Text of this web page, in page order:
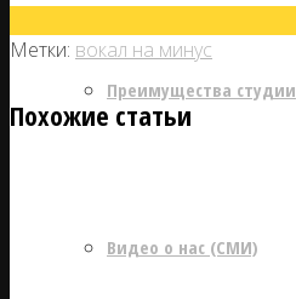
Преимущества студии
Видео о нас (СМИ)
Метки: вокал на минус
Похожие статьи